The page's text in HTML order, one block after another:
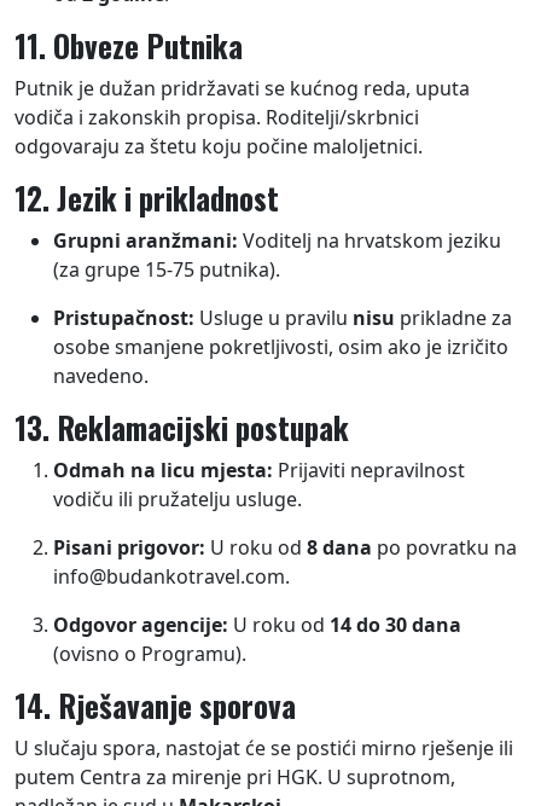
11. Obveze Putnika
Putnik je dužan pridržavati se kućnog reda, uputa
vodiča i zakonskih propisa. Roditelji/skrbnici
odgovaraju za štetu koju počine maloljetnici.
12. Jezik i prikladnost
Grupni aranžmani: Voditelj na hrvatskom jeziku
(za grupe 15-75 putnika).
Pristupačnost: Usluge u pravilu nisu prikladne za
osobe smanjene pokretljivosti, osim ako je izričito
navedeno.
13. Reklamacijski postupak
Odmah na licu mjesta: Prijaviti nepravilnost
vodiču ili pružatelju usluge.
Pisani prigovor: U roku od 8 dana po povratku na
info@budankotravel.com.
Odgovor agencije: U roku od 14 do 30 dana
(ovisno o Programu).
14. Rješavanje sporova
U slučaju spora, nastojat će se postići mirno rješenje ili
putem Centra za mirenje pri HGK. U suprotnom,